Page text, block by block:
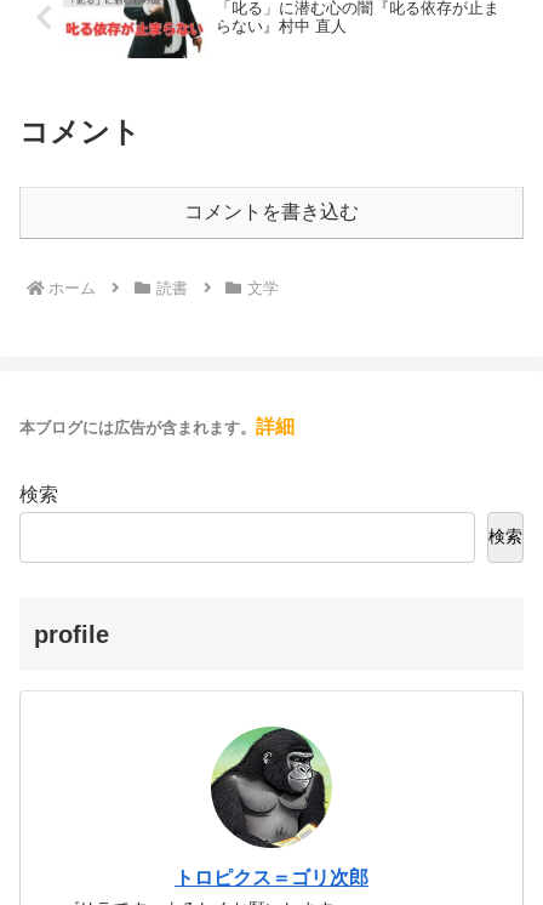
「叱る」に潜む心の闇『叱る依存が止ま
らない』村中 直人
コメント
コメントを書き込む
ホーム 読書 文学
本ブログには広告が含まれます。 詳細
検索
検索
profile
トロピクス＝ゴリ次郎